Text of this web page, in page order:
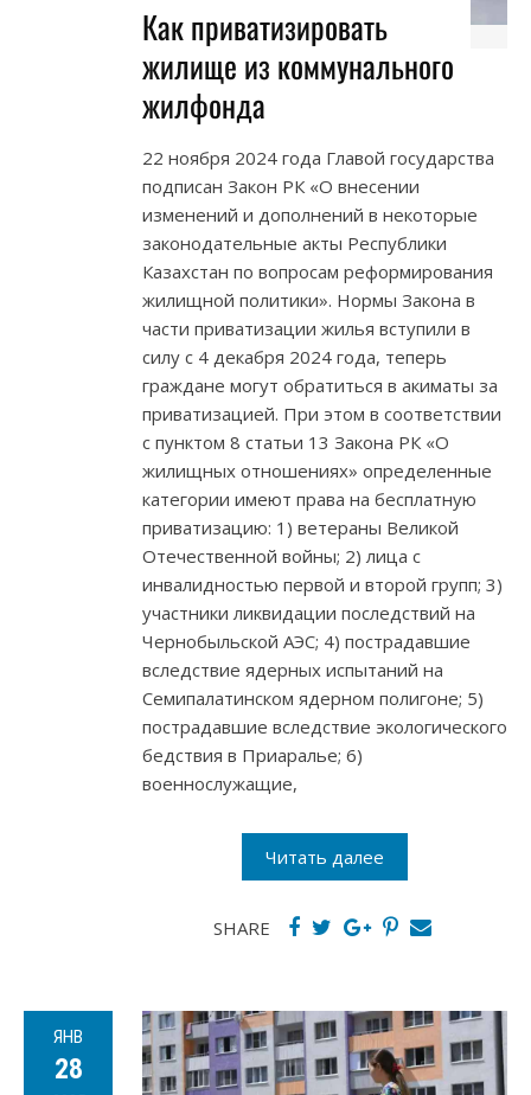
Как приватизировать
жилище из коммунального
жилфонда
22 ноября 2024 года Главой государства
подписан Закон РК «О внесении
изменений и дополнений в некоторые
законодательные акты Республики
Казахстан по вопросам реформирования
жилищной политики». Нормы Закона в
части приватизации жилья вступили в
силу с 4 декабря 2024 года, теперь
граждане могут обратиться в акиматы за
приватизацией. При этом в соответствии
с пунктом 8 статьи 13 Закона РК «О
жилищных отношениях» определенные
категории имеют права на бесплатную
приватизацию: 1) ветераны Великой
Отечественной войны; 2) лица с
инвалидностью первой и второй групп; 3)
участники ликвидации последствий на
Чернобыльской АЭС; 4) пострадавшие
вследствие ядерных испытаний на
Семипалатинском ядерном полигоне; 5)
пострадавшие вследствие экологического
бедствия в Приаралье; 6)
военнослужащие,
Читать далее
SHARE
ЯНВ
28